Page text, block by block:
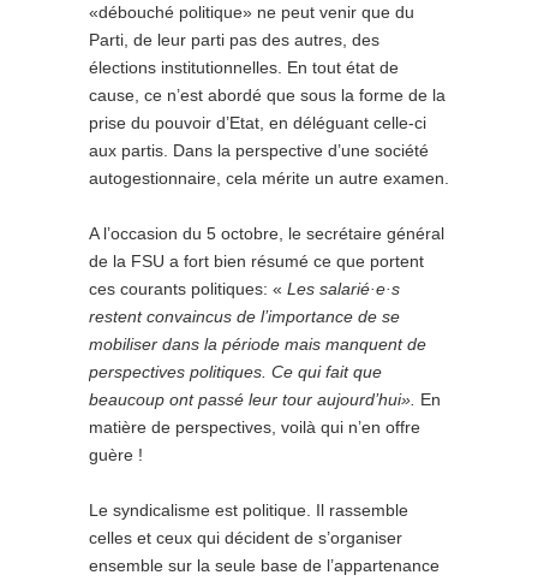
«débouché politique» ne peut venir que du
Parti, de leur parti pas des autres, des
élections institutionnelles. En tout état de
cause, ce n’est abordé que sous la forme de la
prise du pouvoir d’Etat, en déléguant celle-ci
aux partis. Dans la perspective d’une société
autogestionnaire, cela mérite un autre examen.
A l’occasion du 5 octobre, le secrétaire général
de la FSU a fort bien résumé ce que portent
ces courants politiques: « Les salarié·e·s
restent convaincus de l’importance de se
mobiliser dans la période mais manquent de
perspectives politiques. Ce qui fait que
beaucoup ont passé leur tour aujourd’hui». En
matière de perspectives, voilà qui n’en offre
guère !
Le syndicalisme est politique. Il rassemble
celles et ceux qui décident de s’organiser
ensemble sur la seule base de l’appartenance